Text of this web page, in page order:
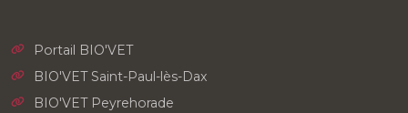
Portail BIO'VET
BIO'VET Saint-Paul-lès-Dax
BIO'VET Peyrehorade